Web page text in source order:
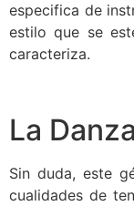
especifica de
estilo que se
caracteriza.
La
Sin duda, este
cualidades de